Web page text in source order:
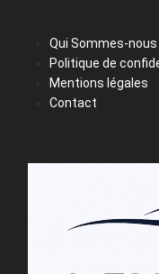
Qui Sommes-nous
Politique de
Mentions légales
Contact